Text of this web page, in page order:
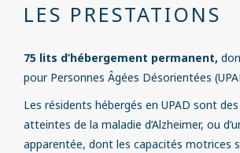
LES PRESTATIONS
75 lits d’hébergement permanent,
pour Personnes Âgées Désorientées
Les résidents hébergés en UPAD sont
atteintes de la maladie d’Alzheimer, ou
apparentée, dont les capacités motrices